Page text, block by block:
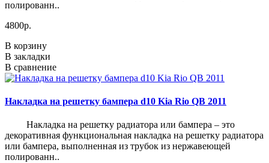
полированн..
4800р.
В корзину
В закладки
В сравнение
Накладка на решетку бампера d10 Kia Rio QB 2011
Накладка на решетку радиатора или бампера – это
декоративная функциональная накладка на решетку радиатора
или бампера, выполненная из трубок из нержавеющей
полированн..